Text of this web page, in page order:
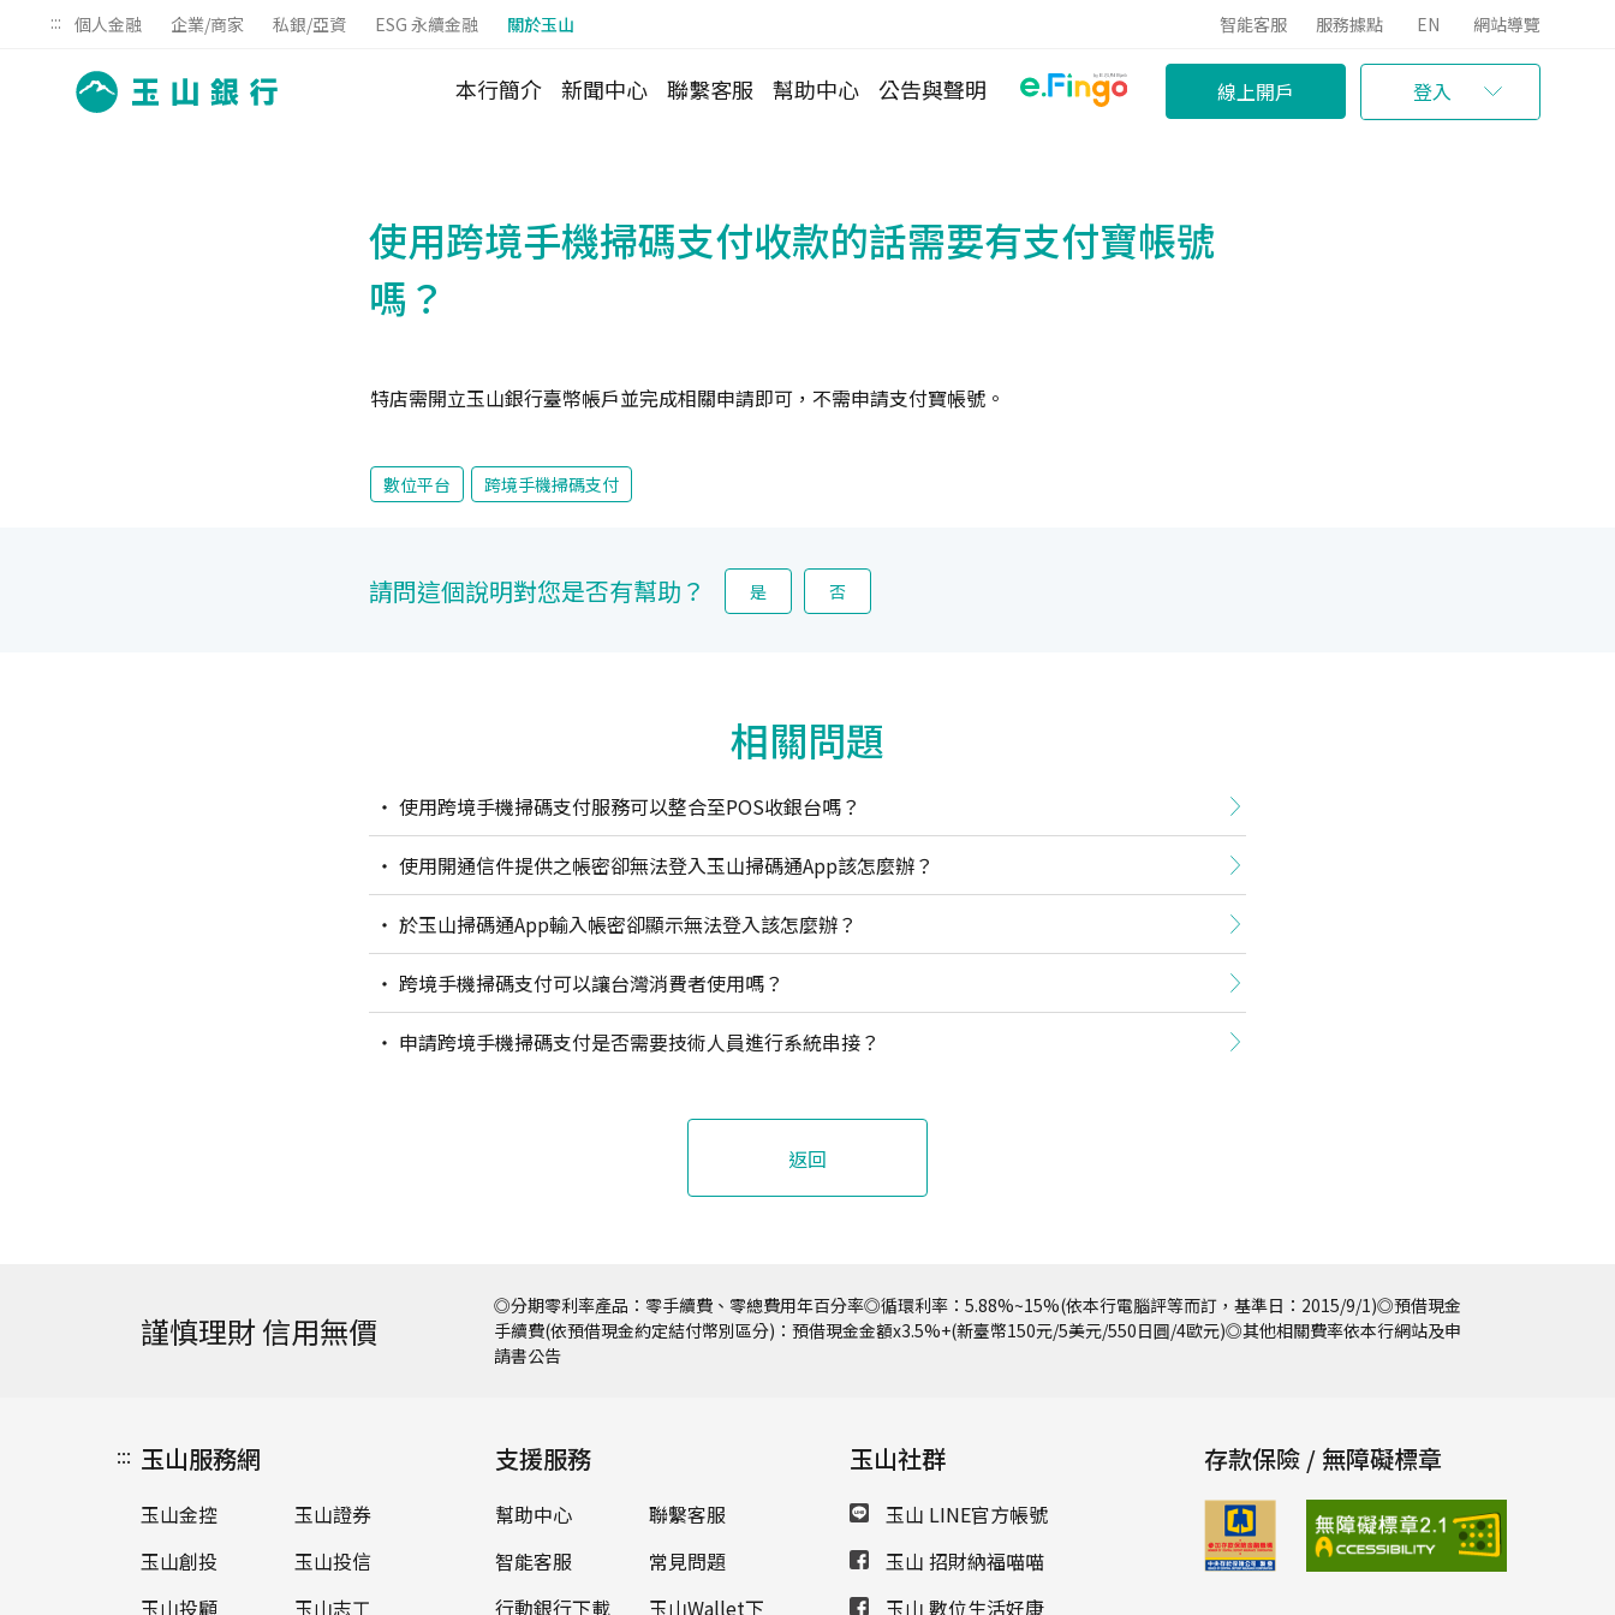
::: 個人金融 企業/商家 私銀/亞資 ESG 永續金融 關於玉山 智能客服 服務據點 EN 網站導覽
本行簡介 新聞中心 聯繫客服 幫助中心 公告與聲明 線上開戶 登入
使用跨境手機掃碼支付收款的話需要有支付寶帳號
嗎？
特店需開立玉山銀行臺幣帳戶並完成相關申請即可，不需申請支付寶帳號。
數位平台 跨境手機掃碼支付
請問這個說明對您是否有幫助？ 是 否
相關問題
使用跨境手機掃碼支付服務可以整合至POS收銀台嗎？
使用開通信件提供之帳密卻無法登入玉山掃碼通App該怎麼辦？
於玉山掃碼通App輸入帳密卻顯示無法登入該怎麼辦？
跨境手機掃碼支付可以讓台灣消費者使用嗎？
申請跨境手機掃碼支付是否需要技術人員進行系統串接？
返回
謹慎理財 信用無價
◎分期零利率產品：零手續費、零總費用年百分率◎循環利率：5.88%~15%(依本行電腦評等而訂，基準日：2015/9/1)◎預借現金
手續費(依預借現金約定結付幣別區分)：預借現金金額x3.5%+(新臺幣150元/5美元/550日圓/4歐元)◎其他相關費率依本行網站及申
請書公告
::: 玉山服務網
玉山金控
玉山證券
玉山創投
玉山投信
玉山投顧
玉山志工
支援服務
幫助中心
聯繫客服
智能客服
常見問題
行動銀行下載
玉山Wallet下
玉山社群
玉山 LINE官方帳號
玉山 招財納福喵喵
玉山 數位生活好康
存款保險 / 無障礙標章